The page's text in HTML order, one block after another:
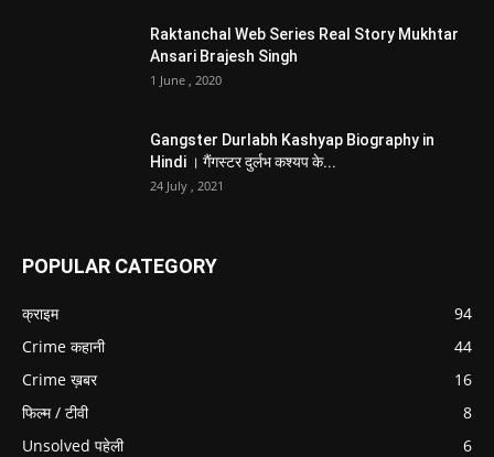
Raktanchal Web Series Real Story Mukhtar
Ansari Brajesh Singh
1 June , 2020
Gangster Durlabh Kashyap Biography in
Hindi । गैंगस्टर दुर्लभ कश्यप के...
24 July , 2021
POPULAR CATEGORY
क्राइम
94
Crime कहानी
44
Crime ख़बर
16
फिल्म / टीवी
8
Unsolved पहेली
6